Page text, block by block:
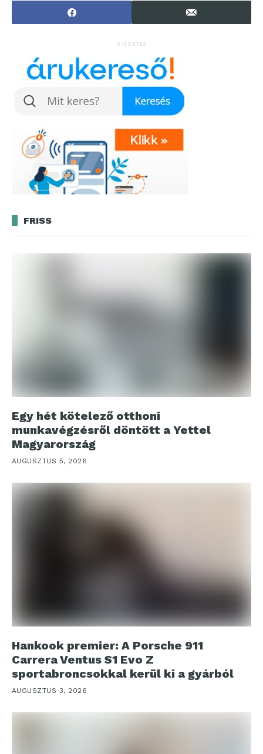
fővárosba
HIRDETÉS
FRISS
Egy hét kötelező otthoni
munkavégzésről döntött a Yettel
Magyarország
AUGUSZTUS 5, 2026
Hankook premier: A Porsche 911
Carrera Ventus S1 Evo Z
sportabroncsokkal kerül ki a gyárból
AUGUSZTUS 3, 2026